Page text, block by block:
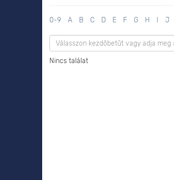
0-9 A B C D E F G H J
Nincs találat